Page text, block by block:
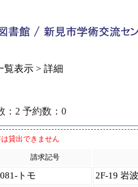
覧表示 > 詳細
： 2 予約数： 0
貸出できません
請求記号
081-トモ 2F-19 岩